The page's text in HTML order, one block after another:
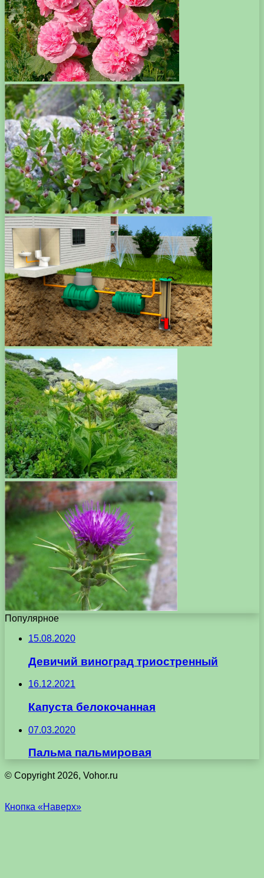
Популярное
15.08.2020
Девичий виноград триостренный
16.12.2021
Капуста белокочанная
07.03.2020
Пальма пальмировая
© Copyright 2026, Vohor.ru
Кнопка «Наверх»